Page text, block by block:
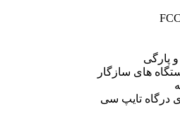
پارگی
های سازگار
درگاه تایپ سی